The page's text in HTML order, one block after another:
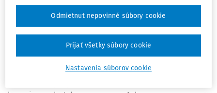
to až o 17 pracovníkov.
Pomoc pre podniky v ťažkostiach
O príspevky vo výške 100 % celkovej ceny práce za mesiac
marec 2021 a nasledujúce mesiace môžu žiadať aj mikro a
podnik v ťažkostiach. Základným predpokladom však je, že
Nastavenia súborov cookie
Odmietnut nepovinné súbory cookie
Prijať všetky súbory cookie